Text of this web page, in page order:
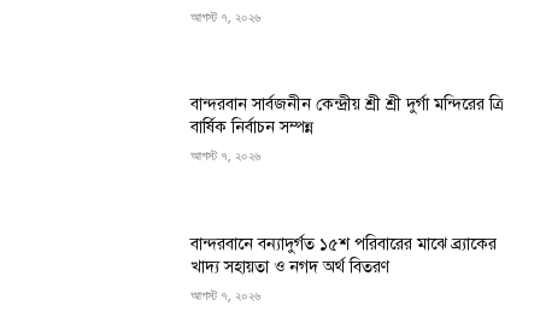
আগস্ট ৭, ২০২৬
বান্দরবান সার্বজনীন কেন্দ্রীয় শ্রী শ্রী দুর্গা মন্দিরের ত্রি
বার্ষিক নির্বাচন সম্পন্ন
আগস্ট ৭, ২০২৬
বান্দরবানে বন্যাদুর্গত ১৫শ পরিবারের মাঝে ব্র্যাকের
খাদ্য সহায়তা ও নগদ অর্থ বিতরণ
আগস্ট ৭, ২০২৬